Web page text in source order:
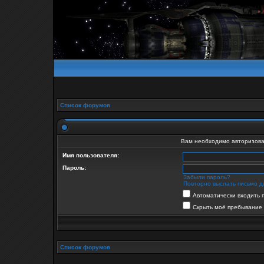
Список форумов
Вам необходимо
Имя пользователя:
Пароль:
Забыли пароль?
Повторно выслать письмо
Автоматически
Скрыть моё пребывание
Список форумов